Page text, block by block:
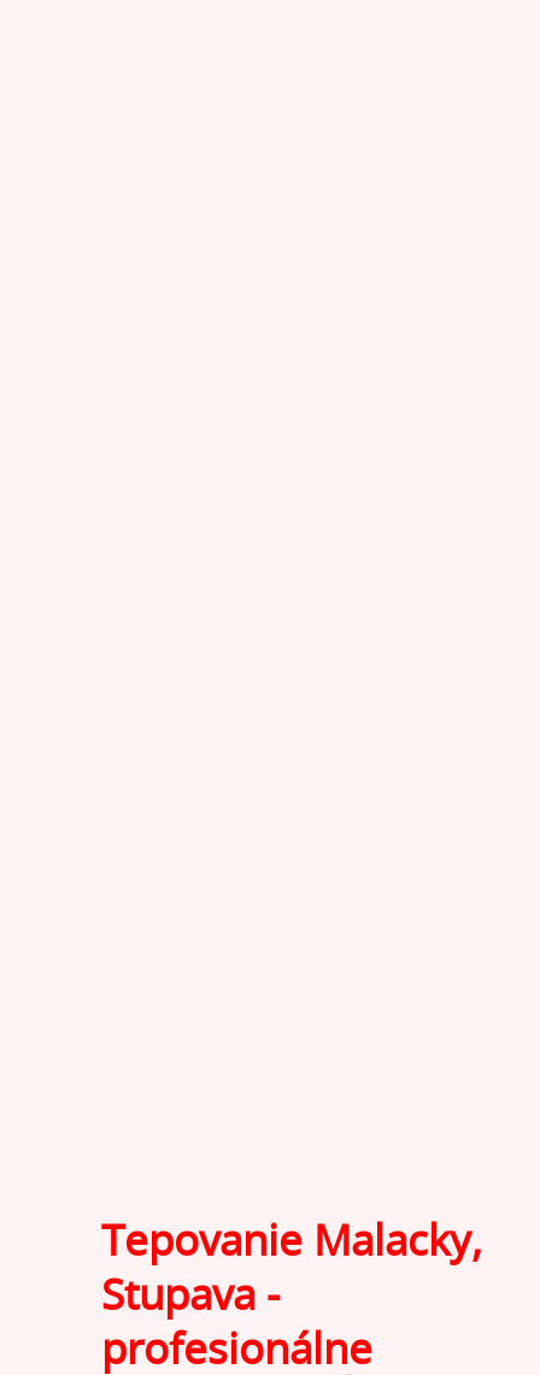
Tepovanie Malacky,
Stupava -
profesionálne